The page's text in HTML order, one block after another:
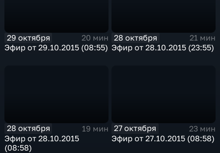
29 октября
20 мин
Эфир от 29.10.2015 (08:55)
28 октября
21 мин
Эфир от 28.10.2015 (23:55)
28 октября
19 мин
Эфир от 28.10.2015
(08:58)
27 октября
23 мин
Эфир от 27.10.2015 (08:58)